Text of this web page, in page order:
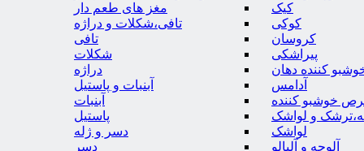
کیک
کوکی
کروسان
پیراشکی
کننده دهان
آدامس
خوشبو کننده
و لواشک
لواشک
آلوچه و آلبالو
مغز های طعم دار
تافی،شکلات و دراژه
تافی
شکلات
دراژه
آبنبات و پاستیل
آبنبات
پاستیل
دسر و ژله
دسر